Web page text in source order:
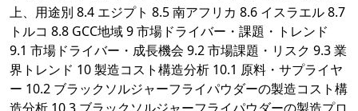
上、用途別 8.4 エジプト 8.5 南アフリカ 8.6 イスラエル 8.7
トルコ 8.8 GCC地域 9 市場ドライバー・課題・トレンド
9.1 市場ドライバー・成長機会 9.2 市場課題・リスク 9.3 業
界トレンド 10 製造コスト構造分析 10.1 原料・サプライヤ
ー 10.2 ブラックソルジャーフライパウダーの製造コスト構